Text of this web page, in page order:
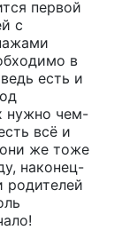
первой
с
в
есть и
нужно чем-
всё и
же тоже
наконец-
родителей